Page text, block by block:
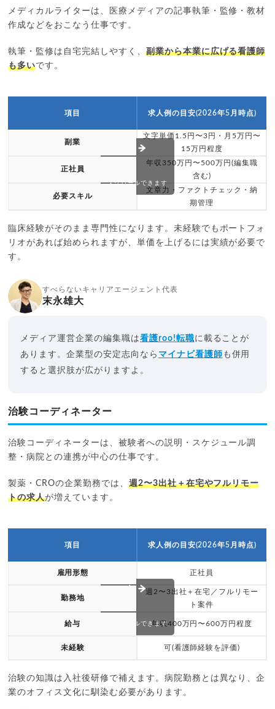
メディカルライターは、医療メディアの記事執筆・監修・教材
作成などをおこなう仕事です。
執筆・監修は自宅完結しやすく、 副業から本業に広げる看護師
も多いです。
項目 求人例の目安(2026年5月時点)
副業
文字単価1.5円〜3円・月5万円〜
15万円程度
正社員
年収350万円〜500万円(編集職
含む)
必要スキル
文章力・ファクトチェック・納
期管理
スクロールできます
臨床経験がそのまま専門性になります。未経験でもポートフォ
リオがあれば始められますが、単価を上げるには実績が必要で
す。
すべらないキャリアエージェント代表
末永雄大
メディア運営企業の編集職は看護roo!転職に載ることが
あります。企業型の安定志向なら マイナビ看護師 も併用
すると選択肢が広がりますよ。
治験コーディネーター
治験コーディネーターは、被験者への説明・スケジュール調
整・病院との連携が中心の仕事です。
製薬・CROの企業勤務では、 週2〜3出社＋在宅やフルリモー
トの求人が増えています。
項目 求人例の目安(2026年5月時点)
雇用形態 正社員
勤務地
週2〜3出社＋在宅／フルリモー
ト案件
給与 年収400万円〜600万円程度
未経験 可(看護師経験を評価)
スクロールできます
治験の知識は入社後研修で補えます。病院勤務とは異なり、企
業のオフィス文化に馴染む必要があります。